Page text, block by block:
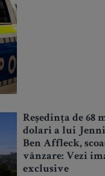
Reședința de 68
dolari a lui
Ben Affleck,
vânzare: Vezi
exclusive